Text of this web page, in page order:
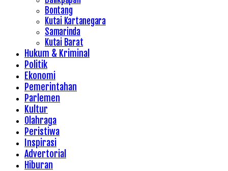
Bontang
Kutai Kartanegara
Samarinda
Kutai Barat
Hukum & Kriminal
Politik
Ekonomi
Pemerintahan
Parlemen
Kultur
Olahraga
Peristiwa
Inspirasi
Advertorial
Hiburan